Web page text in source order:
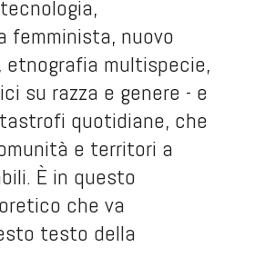
femminista, nuovo
etnografia multispecie,
su razza e genere - e
quotidiane, che
e territori a
È in questo
che va
testo della